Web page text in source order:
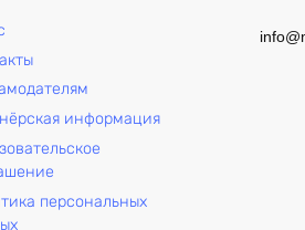
информация
персональных